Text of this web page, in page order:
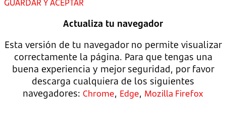
GUARDAR Y ACEPTAR
Actualiza tu navegador
Esta versión de tu navegador no permite visualizar
correctamente la página. Para que tengas una
buena experiencia y mejor seguridad, por favor
descarga cualquiera de los siguientes
navegadores: Chrome, Edge, Mozilla Firefox